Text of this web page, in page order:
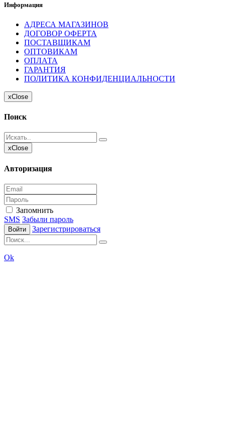
Информация
АДРЕСА МАГАЗИНОВ
ДОГОВОР ОФЕРТА
ПОСТАВЩИКАМ
ОПТОВИКАМ
ОПЛАТА
ГАРАНТИЯ
ПОЛИТИКА КОНФИДЕНЦИАЛЬНОСТИ
xClose
Поиск
xClose
Авторизация
Запомнить
SMS Забыли пароль
Войти Зарегистрироваться
Ok